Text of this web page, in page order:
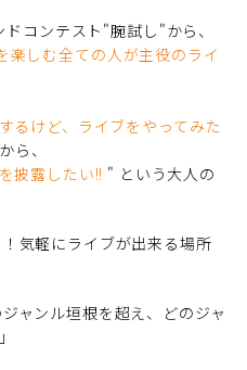
コンテスト"腕試し"から、
楽しむ全ての人が主役のライ
るけど、ライブをやってみた
ら、
披露したい!! " という大人の
気軽にライブが出来る場所
ャンル垣根を超え、どのジャ